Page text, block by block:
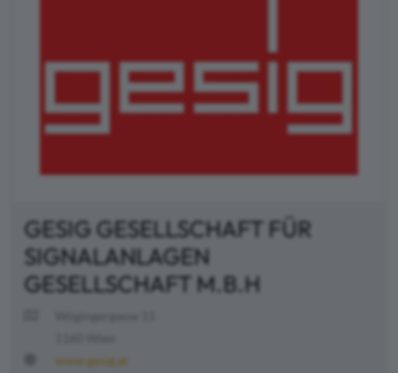
GESIG GESELLSCHAFT FÜR
SIGNALANLAGEN
GESELLSCHAFT M.B.H
www.gesig.at